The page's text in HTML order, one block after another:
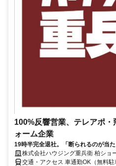
100%反響営業、テレアポ
ォーム企業
19時半完全退社。「断られるのが当た
株式会社ハウジング重兵衛 柏ショ
交通・アクセス 車通勤OK（無料駐